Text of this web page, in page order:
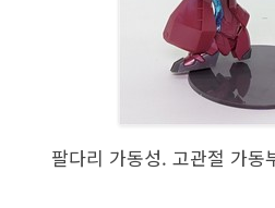
팔다리 가동성. 고관절 가동